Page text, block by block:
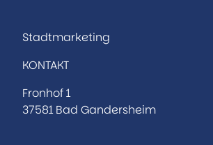
Stadtmarketing
KONTAKT
Fronhof 1
37581 Bad Gandersheim